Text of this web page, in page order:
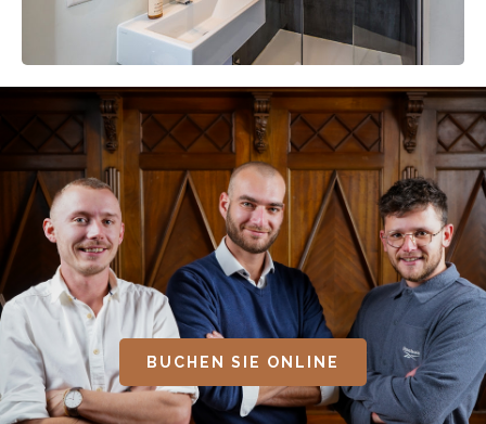
BUCHEN SIE ONLINE